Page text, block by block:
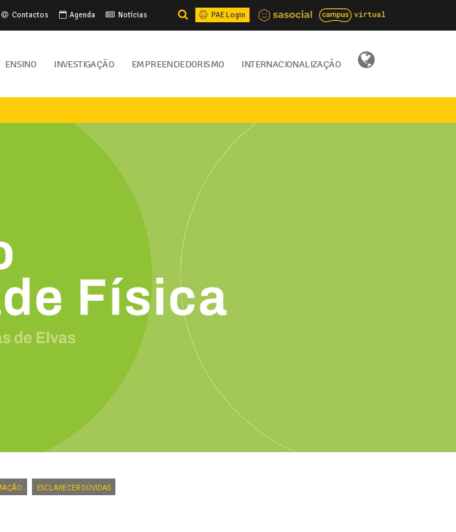
Contactos Agenda Notícias PAE Login
Ensino Investigação Empreendedorismo Internacionalização
Esclarecer dúvidas